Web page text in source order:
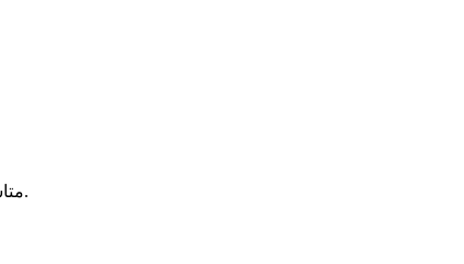
متاسفانه این کالا در حال حاضر موجود نیست. می‌توانید از محصولات مشابه این کالا دیدن نمایید.